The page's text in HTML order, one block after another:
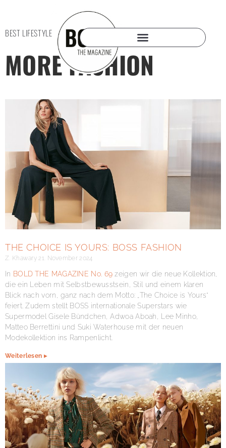
BEST LIFESTYLE
MORE FASHION
THE CHOICE IS YOURS: BOSS FASHION
Z. Khawary 21. November 2024
In BOLD THE MAGAZINE No. 69 zeigen wir die neue Kollektion,
die ein Leben mit Selbstbewusstsein, Stil und einem klaren
Blick nach vorn, ganz nach dem Motto: „The Choice is Yours“
feiert. Zudem stellt BOSS internationale Superstars wie
Supermodel Gisele Bündchen, Adwoa Aboah, Lee Minho,
Matteo Berrettini und Suki Waterhouse mit der neuen
Modekollektion ins Rampenlicht.
Weiterlesen ▸